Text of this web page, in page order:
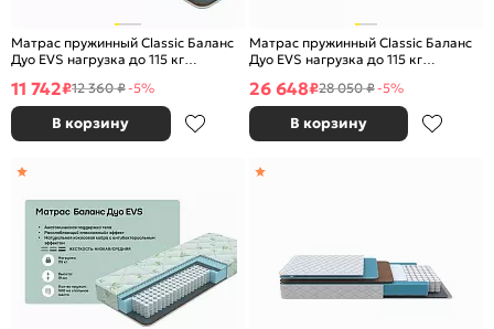
Матрас пружинный Classic Баланс
Дуо EVS нагрузка до 115 кг
11 742₽12 360 ₽-5%
В корзину
Матрас пружинный Classic Баланс
Дуо EVS нагрузка до 115 кг
26 648₽28 050 ₽-5%
В корзину